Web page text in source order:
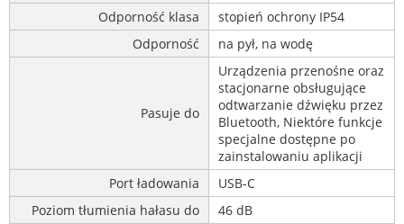
Odporność klasa
stopień ochrony IP54
Odporność
na pył, na wodę
Pasuje do
Urządzenia przenośne oraz
stacjonarne obsługujące
odtwarzanie dźwięku przez
Bluetooth, Niektóre funkcje
specjalne dostępne po
zainstalowaniu aplikacji
Port ładowania
USB-C
Poziom tłumienia hałasu do
46 dB